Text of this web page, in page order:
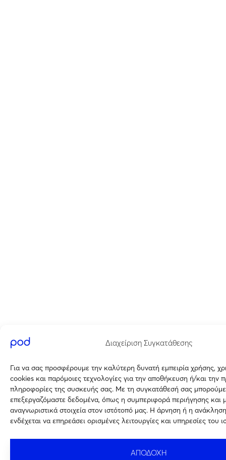
Διαχείριση Συγκατάθεσης
Για να σας προσφέρουμε την καλύτερη δυνατή εμπειρία χρήσης,
cookies και παρόμοιες τεχνολογίες για την αποθήκευση ή/και την
πληροφορίες της συσκευής σας. Με τη συγκατάθεσή σας
επεξεργαζόμαστε δεδομένα, όπως η συμπεριφορά περιήγησης και
αναγνωριστικά στοιχεία στον ιστότοπό μας. Η άρνηση ή η
ενδέχεται να επηρεάσει ορισμένες λειτουργίες και υπηρεσίες του
ΑΠΟΔΟΧΗ